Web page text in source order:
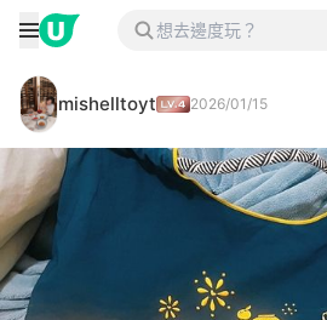
mishelltoyt 2026/01/15